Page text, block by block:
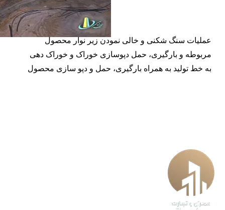
عملیات سنگ شکنی و خالی نمودن زیر نوار محصول
مربوطه و بارگیری، حمل دپوسازی خوراک و خوراک دهی
به خط تولید به همراه بارگیری، حمل و دپو سازی محصول